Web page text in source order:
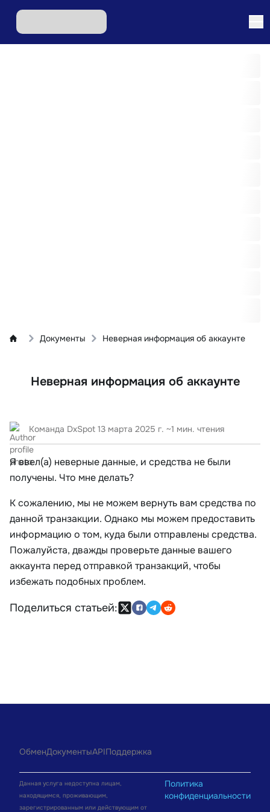
Документы Неверная информация об аккаунте
Неверная информация об аккаунте
Команда DxSpot 13 марта 2025 г. ~1 мин. чтения
Я ввел(а) неверные данные, и средства не были
получены. Что мне делать?
К сожалению, мы не можем вернуть вам средства по
данной транзакции. Однако мы можем предоставить
информацию о том, куда были отправлены средства.
Пожалуйста, дважды проверьте данные вашего
аккаунта перед отправкой транзакций, чтобы
избежать подобных проблем.
Поделиться статьей:
ОбменДокументыAPIПоддержка
Данная услуга недоступна лицам,
находящимся, проживающим,
зарегистрированным или действующим от
Политика
конфиденциальности